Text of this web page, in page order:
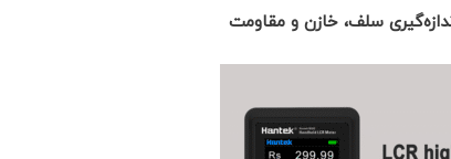
سلف، خازن و مقاومت